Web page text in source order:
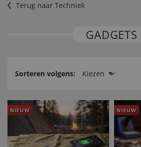
Terug naar Techniek
GADGETS
Sorteren volgens: Kiezen
NIEUW NIEUW